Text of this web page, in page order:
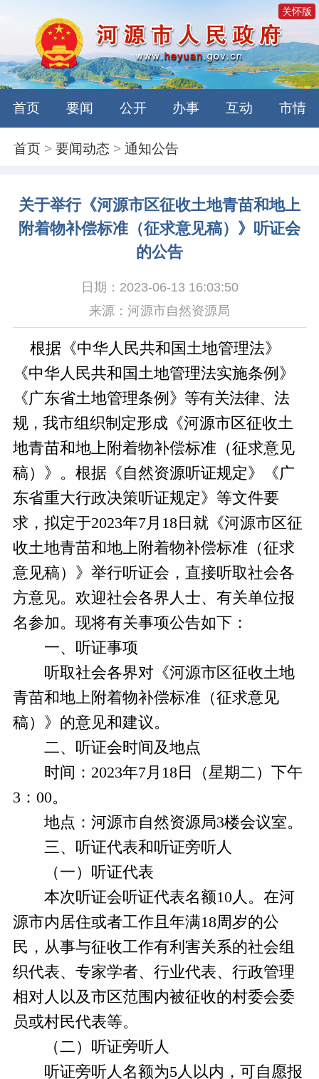
关怀版
首页 要闻 公开 办事 互动 市情
首页 >要闻动态 >通知公告
关于举行《河源市区征收土地青苗和地上
附着物补偿标准（征求意见稿）》听证会
的公告
日期：2023-06-13 16:03:50
来源：河源市自然资源局
根据《中华人民共和国土地管理法》
《中华人民共和国土地管理法实施条例》
《广东省土地管理条例 》等有关法律、法
规， 我市组织制定形成《河源市区征收土
地青苗和地上附着物补偿标准（征求意见
稿）》 。根据《自然资源听证规定》《广
东省重大行政决策听证规定》等文件要
求，拟定于2023年7月18日就《河源市区征
收土地青苗和地上附着物补偿标准（征求
意见稿）》举行听证会，直接听取社会各
方意见。欢迎社会各界人士、有关单位报
名参加。现将有关事项公告如下：
一、听证事项
听取社会各界对《河源市区征收土地
青苗和地上附着物补偿标准（征求意见
稿）》的意见和建议。
二、听证会时间及地点
时间：2023年7月18日（星期二）下午
3：00。
地点：河源市自然资源局3楼会议室。
三、听证代表和听证旁听人
（一）听证代表
本次听证会听证代表名额10人。在河
源市内居住或者工作且年满18周岁的公
民，从事与征收工作有利害关系的社会组
织代表、专家学者、行业代表、行政管理
相对人以及市区范围内被征收的村委会委
员或村民代表等。
（二）听证旁听人
听证旁听人名额为5人以内，可自愿报